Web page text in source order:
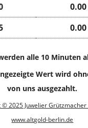
alle 10 Minuten
Wert wird
von uns ausgezahlt.
© 2025 Juwelier
www.altgold-berlin.de